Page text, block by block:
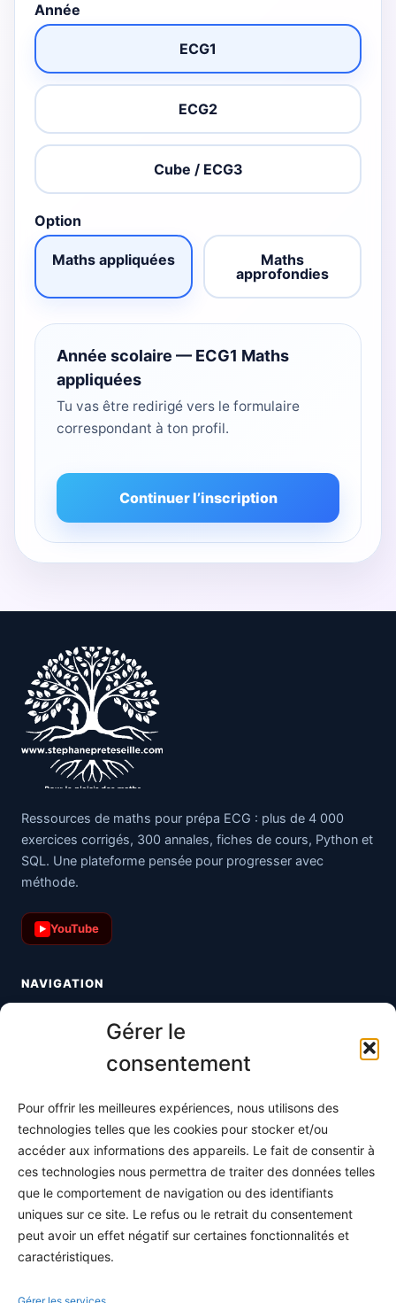
Gérer le
consentement
Pour offrir les meilleures expériences, nous utilisons des
technologies telles que les cookies pour stocker et/ou
accéder aux informations des appareils. Le fait de consentir à
ces technologies nous permettra de traiter des données telles
que le comportement de navigation ou des identifiants
uniques sur ce site. Le refus ou le retrait du consentement
peut avoir un effet négatif sur certaines fonctionnalités et
caractéristiques.
Année
ECG1
ECG2
Cube / ECG3
Option
Maths appliquées
Maths
approfondies
Année scolaire — ECG1 Maths
appliquées
Tu vas être redirigé vers le formulaire
correspondant à ton profil.
Continuer l’inscription
Ressources de maths pour prépa ECG : plus de 4 000
exercices corrigés, 300 annales, fiches de cours, Python et
SQL. Une plateforme pensée pour progresser avec
méthode.
▶ YouTube
NAVIGATION
Toutes les maths
S'abonner
À propos
Contact / Support
Mes publications
INFORMATIONS LÉGALES